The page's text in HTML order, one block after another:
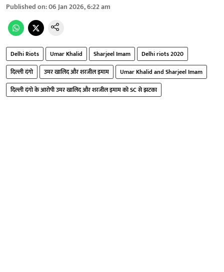
Published on:06 Jan 2026, 6:22 am
Delhi Riots Umar Khalid Sharjeel Imam
Delhi riots 2020
दिल्ली दंगो
उमर खालिद और शरजील इमाम
Umar Khalid and Sharjeel Imam
दिल्ली दंगो के आरोपी उमर खालिद और शरजील इमाम को SC से झटका